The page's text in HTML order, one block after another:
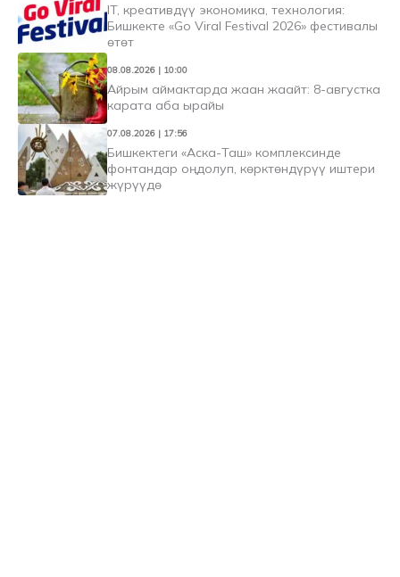
IT, креативдүү экономика, технология:
Бишкекте «Go Viral Festival 2026» фестивалы
өтөт
08.08.2026 | 10:00
Айрым аймактарда жаан жаайт: 8-августка
карата аба ырайы
07.08.2026 | 17:56
Бишкектеги «Аска-Таш» комплексинде
фонтандар оңдолуп, көрктөндүрүү иштери
жүрүүдө